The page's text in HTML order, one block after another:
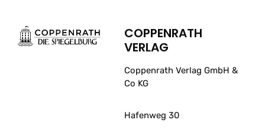
COPPENRATH
VERLAG
Coppenrath Verlag GmbH &
Co KG
Hafenweg 30